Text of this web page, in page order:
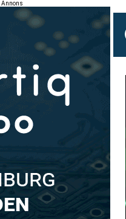
Annons